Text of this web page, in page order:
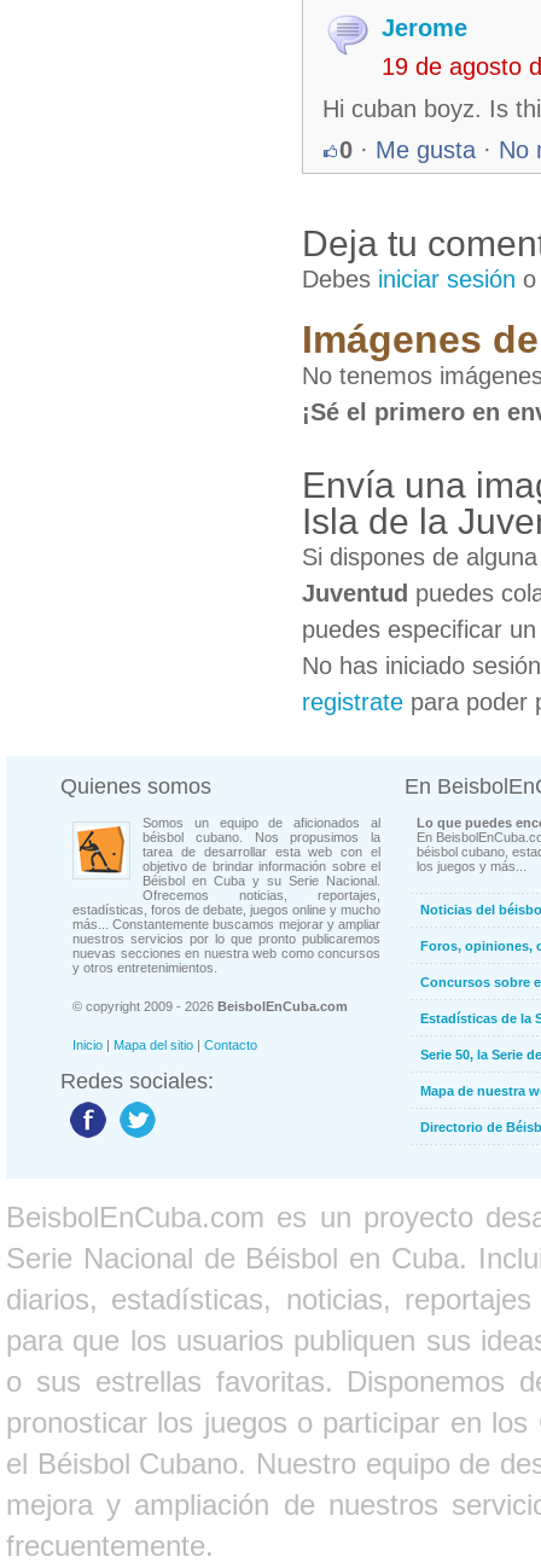
Jerome
19 de agosto
Hi cuban boyz. Is
0 · Me gusta · No
Deja tu
Debes iniciar sesión
Imágenes
No tenemos
¡Sé el primero en
Envía una
Isla de la
Si dispones de
Juventud puedes
puedes especificar
No has iniciado
registrate para poder
Quienes somos
Somos un equipo de aficionados al
béisbol cubano. Nos propusimos la
tarea de desarrollar esta web con el
objetivo de brindar información sobre el
Béisbol en Cuba y su Serie Nacional.
Ofrecemos noticias, reportajes,
estadísticas, foros de debate, juegos online y mucho
más... Constantemente buscamos mejorar y ampliar
nuestros servicios por lo que pronto publicaremos
nuevas secciones en nuestra web como concursos
y otros entretenimientos.
© copyright 2009 - 2026 BeisbolEnCuba.com
Inicio | Mapa del sitio | Contacto
Redes sociales:
En
Lo que puedes
En
béisbol cubano,
los juegos y más...
Noticias del
Foros, opiniones,
Concursos sobre
Estadísticas de la
Serie 50, la Serie
Mapa de nuestra
Directorio de
BeisbolEnCuba.com es un proyecto
Serie Nacional de Béisbol en Cuba.
diarios, estadísticas, noticias,
para que los usuarios publiquen sus
o sus estrellas favoritas. Disponemos
pronosticar los juegos o participar en
el Béisbol Cubano. Nuestro equipo de
mejora y ampliación de nuestros
frecuentemente.